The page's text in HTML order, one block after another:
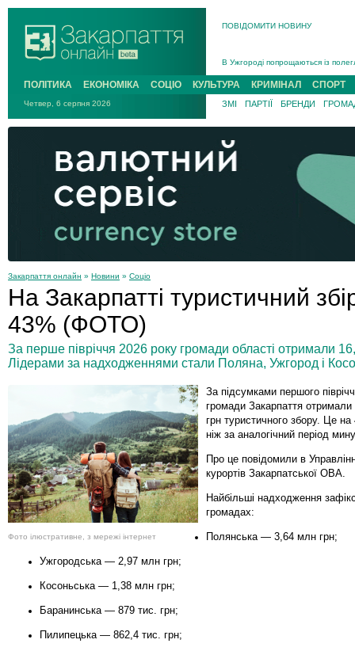
ПОВІДОМИТИ НОВИНУ
В Ужгороді попрощаються із
В Ужгороді 5 серпня
Підтвердили загибель
На війні з рф поліг військовий з
На Хустщині внаслідок ДТП за
Інструктора районного ТЦК на
ПОЛІТИКА ЕКОНОМІКА СОЦІО КУЛЬТУРА КРИМІНАЛ СПОРТ
Четвер, 6 серпня 2026 ЗМІ ПАРТІЇ БРЕНДИ
Закарпаття онлайн » Новини » Соціо
На Закарпатті туристичний
43% (ФОТО)
За перше півріччя 2026 року громади області отримали
Лідерами за надходженнями стали Поляна, Ужгород і
Фото ілюстративне, з мережі інтернет
За підсумками першого
громади Закарпаття
грн туристичного збору. Це
ніж за аналогічний період
Про це повідомили в
курортів Закарпатської ОВА.
Найбільші надходження
громадах:
Полянська — 3,64 млн грн;
Ужгородська — 2,97 млн грн;
Косоньська — 1,38 млн грн;
Баранинська — 879 тис. грн;
Пилипецька — 862,4 тис. грн;